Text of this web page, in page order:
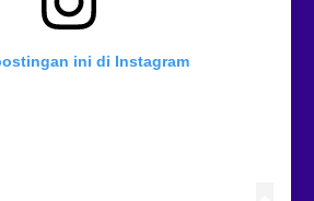
ini di Instagram